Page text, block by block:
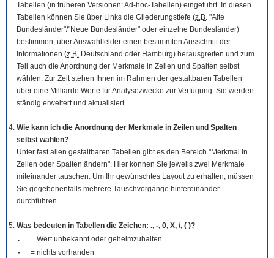
Tabellen (in früheren Versionen: Ad-hoc-Tabellen) eingeführt. In diesen
Tabellen können Sie über Links die Gliederungstiefe (z.B. "Alte
Bundesländer"/"Neue Bundesländer" oder einzelne Bundesländer)
bestimmen, über Auswahlfelder einen bestimmten Ausschnitt der
Informationen (z.B. Deutschland oder Hamburg) herausgreifen und zum
Teil auch die Anordnung der Merkmale in Zeilen und Spalten selbst
wählen. Zur Zeit stehen Ihnen im Rahmen der gestaltbaren Tabellen
über eine Milliarde Werte für Analysezwecke zur Verfügung. Sie werden
ständig erweitert und aktualisiert.
Wie kann ich die Anordnung der Merkmale in Zeilen und Spalten
selbst wählen?
Unter fast allen gestaltbaren Tabellen gibt es den Bereich "Merkmal in
Zeilen oder Spalten ändern". Hier können Sie jeweils zwei Merkmale
miteinander tauschen. Um Ihr gewünschtes Layout zu erhalten, müssen
Sie gegebenenfalls mehrere Tauschvorgänge hintereinander
durchführen.
Was bedeuten in Tabellen die Zeichen: ., -, 0, X, /, ( )?
.
= Wert unbekannt oder geheimzuhalten
-
= nichts vorhanden